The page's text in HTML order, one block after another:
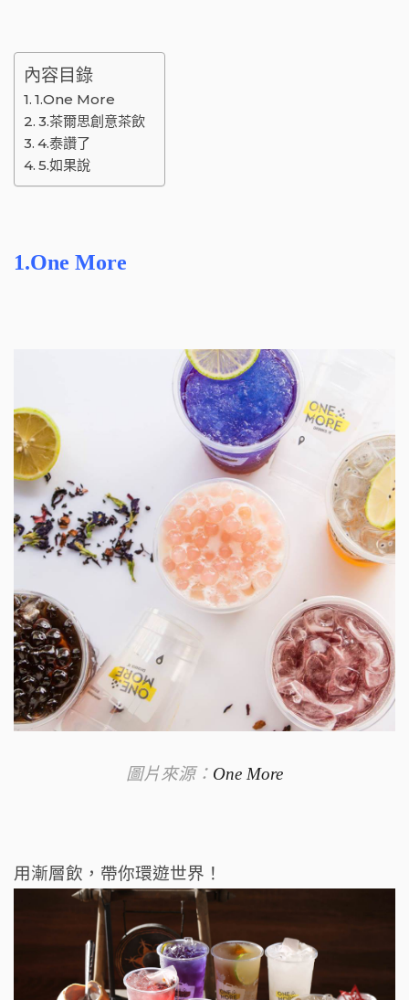
內容目錄
1.One More
3.茶爾思創意茶飲
4.泰讚了
5.如果說
1.One More
圖片來源： One More
用漸層飲，帶你環遊世界！